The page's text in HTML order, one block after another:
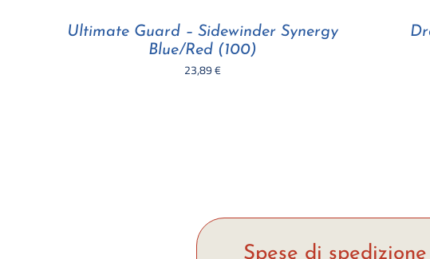
Ultimate Guard – Sidewinder Synergy
Blue/Red (100)
23,89€
Spese di